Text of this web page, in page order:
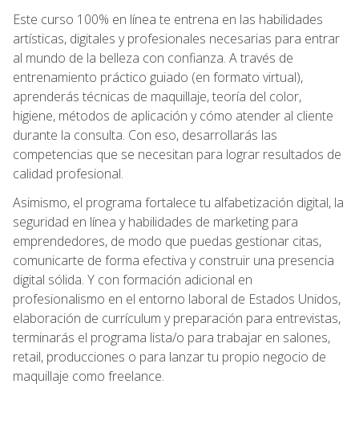
Este curso 100% en línea te entrena en las habilidades
artísticas, digitales y profesionales necesarias para entrar
al mundo de la belleza con confianza. A través de
entrenamiento práctico guiado (en formato virtual),
aprenderás técnicas de maquillaje, teoría del color,
higiene, métodos de aplicación y cómo atender al cliente
durante la consulta. Con eso, desarrollarás las
competencias que se necesitan para lograr resultados de
calidad profesional.
Asimismo, el programa fortalece tu alfabetización digital, la
seguridad en línea y habilidades de marketing para
emprendedores, de modo que puedas gestionar citas,
comunicarte de forma efectiva y construir una presencia
digital sólida. Y con formación adicional en
profesionalismo en el entorno laboral de Estados Unidos,
elaboración de currículum y preparación para entrevistas,
terminarás el programa lista/o para trabajar en salones,
retail, producciones o para lanzar tu propio negocio de
maquillaje como freelance.